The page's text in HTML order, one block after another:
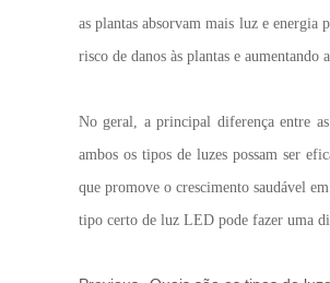
as plantas absorvam mais luz e energia
risco de danos às plantas e aumentando
No geral, a principal diferença entre
ambos os tipos de luzes possam ser
que promove o crescimento saudável
tipo certo de luz LED pode fazer uma